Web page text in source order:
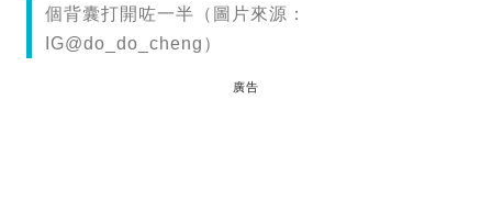
個背囊打開咗一半（圖片來源：
IG@do_do_cheng）
廣告